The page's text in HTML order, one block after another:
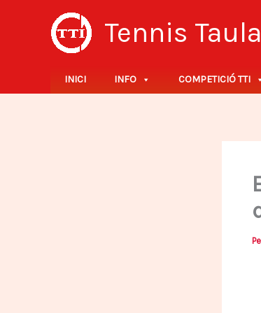
Tennis
INICI INFO COMPETICIÓ TTI